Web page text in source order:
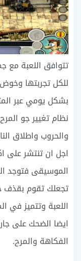
تتوافق اللعبة مع
للكل تجربتها وخوض
بشكل يومي عبر
نظام تغيير جو
والحروب واطلاق
اجل ان تنتشر على
الموسيقى فتوجد
تجعلك تقوم بقذف
اللعبة وتتميز في
ايضا الضحك على
الفكاهة والمرح.